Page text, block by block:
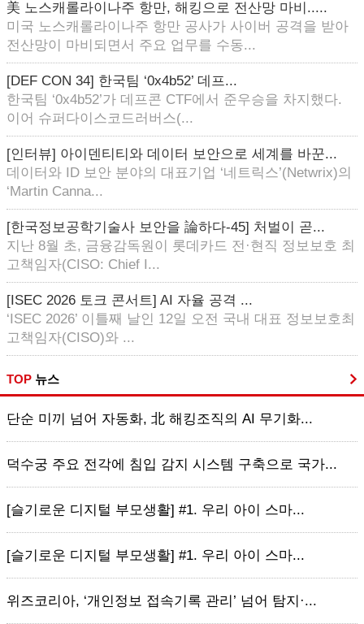
美 노스캐롤라이나주 항만, 해킹으로 전산망 마비.....
미국 노스캐롤라이나주 항만 공사가 사이버 공격을 받아
전산망이 마비되면서 주요 업무를 수동...
[DEF CON 34] 한국팀 ‘0x4b52’ 데프...
한국팀 ‘0x4b52’가 데프콘 CTF에서 준우승을 차지했다.
이어 슈퍼다이스코드러버스(...
[인터뷰] 아이덴티티와 데이터 보안으로 세계를 바꾼...
데이터와 ID 보안 분야의 대표기업 ‘네트릭스’(Netwrix)의
‘Martin Canna...
[한국정보공학기술사 보안을 論하다-45] 처벌이 곧...
지난 8월 초, 금융감독원이 롯데카드 전·현직 정보보호 최
고책임자(CISO: Chief I...
[ISEC 2026 토크 콘서트] AI 자율 공격 ...
‘ISEC 2026’ 이틀째 날인 12일 오전 국내 대표 정보보호최
고책임자(CISO)와 ...
TOP 뉴스
단순 미끼 넘어 자동화, 北 해킹조직의 AI 무기화...
덕수궁 주요 전각에 침입 감지 시스템 구축으로 국가...
[슬기로운 디지털 부모생활] #1. 우리 아이 스마...
[슬기로운 디지털 부모생활] #1. 우리 아이 스마...
위즈코리아, ‘개인정보 접속기록 관리’ 넘어 탐지·...